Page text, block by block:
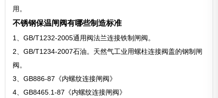
用。
不锈钢保温闸阀有哪些制造标准
1、GB/T1232-2005通用阀法兰连接铁制闸阀。
2、GB/T1234-2007石油。天然气工业用螺柱连接阀盖的钢制闸
阀。
3、GB886-87《内螺纹连接闸阀》
4、GB8465.1-87《内螺纹连接闸阀》